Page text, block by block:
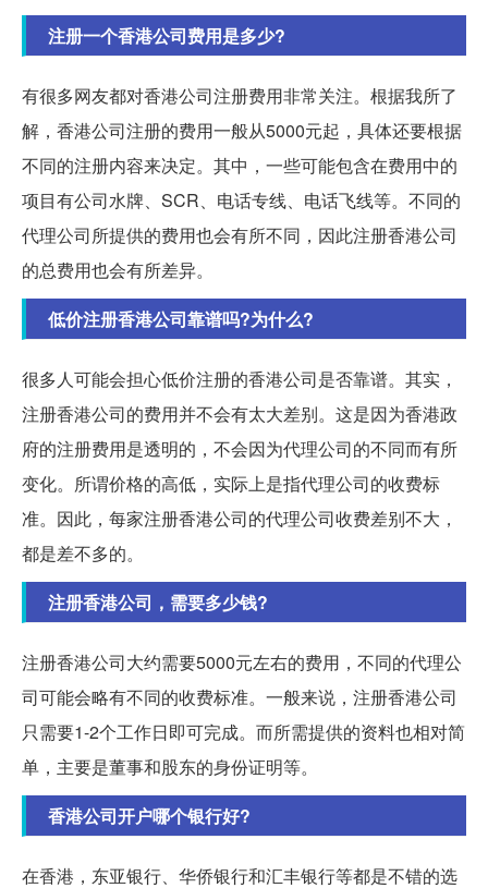
注册一个香港公司费用是多少?
有很多网友都对香港公司注册费用非常关注。根据我所了
解，香港公司注册的费用一般从5000元起，具体还要根据
不同的注册内容来决定。其中，一些可能包含在费用中的
项目有公司水牌、SCR、电话专线、电话飞线等。不同的
代理公司所提供的费用也会有所不同，因此注册香港公司
的总费用也会有所差异。
低价注册香港公司靠谱吗?为什么?
很多人可能会担心低价注册的香港公司是否靠谱。其实，
注册香港公司的费用并不会有太大差别。这是因为香港政
府的注册费用是透明的，不会因为代理公司的不同而有所
变化。所谓价格的高低，实际上是指代理公司的收费标
准。因此，每家注册香港公司的代理公司收费差别不大，
都是差不多的。
注册香港公司，需要多少钱?
注册香港公司大约需要5000元左右的费用，不同的代理公
司可能会略有不同的收费标准。一般来说，注册香港公司
只需要1-2个工作日即可完成。而所需提供的资料也相对简
单，主要是董事和股东的身份证明等。
香港公司开户哪个银行好?
在香港，东亚银行、华侨银行和汇丰银行等都是不错的选